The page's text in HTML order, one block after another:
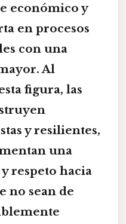
económico y
en procesos
con una
Al
figura, las
y resilientes,
una
respeto hacia
no sean de